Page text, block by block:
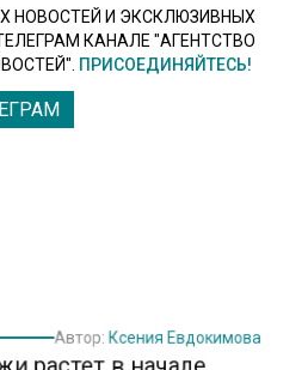
НОВОСТЕЙ И ЭКСКЛЮЗИВНЫХ
КАНАЛЕ "АГЕНТСТВО
ПРИСОЕДИНЯЙТЕСЬ!
растет в начале